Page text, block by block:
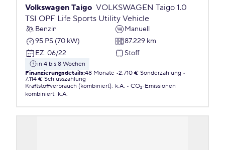
Volkswagen Taigo VOLKSWAGEN Taigo 1.0
TSI OPF Life Sports Utility Vehicle
Benzin
Manuell
95 PS (70 kW)
87.229 km
EZ: 06/22 Stoff
in 4 bis 8 Wochen
Finanzierungsdetails:48 Monate 2.710 € Sonderzahlung
7.114 € Schlusszahlung
Kraftstoffverbrauch (kombiniert): k.A.
CO₂-Emissionen
kombiniert: k.A.